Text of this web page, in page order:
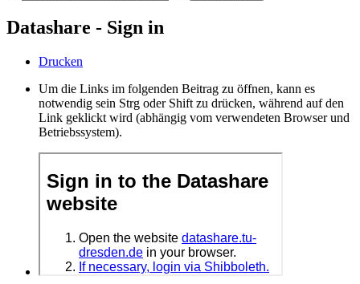
Datashare - Sign in
Drucken
Um die Links im folgenden Beitrag zu öffnen, kann es
notwendig sein Strg oder Shift zu drücken, während auf den
Link geklickt wird (abhängig vom verwendeten Browser und
Betriebssystem).